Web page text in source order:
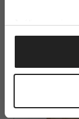
Jeśli wyrazisz